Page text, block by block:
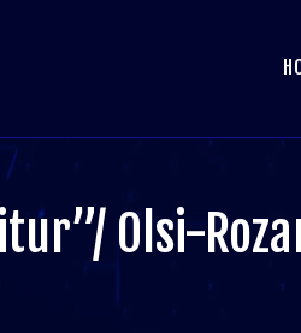
Olsi-